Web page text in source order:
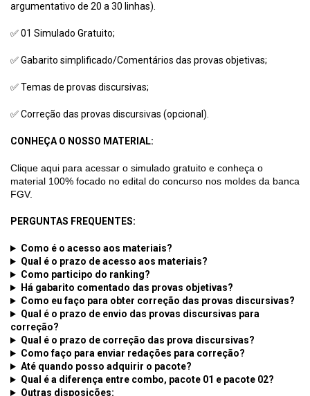
argumentativo de 20 a 30 linhas).
✅ 01 Simulado Gratuito;
✅ Gabarito simplificado/Comentários das provas objetivas;
✅ Temas de provas discursivas;
✅ Correção das provas discursivas (opcional).
CONHEÇA O NOSSO MATERIAL:
Clique aqui para acessar o simulado gratuito e conheça o
material 100% focado no edital do concurso nos moldes da banca
FGV.
PERGUNTAS FREQUENTES:
Como é o acesso aos materiais?
Qual é o prazo de acesso aos materiais?
Como participo do ranking?
Há gabarito comentado das provas objetivas?
Como eu faço para obter correção das provas discursivas?
Qual é o prazo de envio das provas discursivas para
correção?
Qual é o prazo de correção das prova discursivas?
Como faço para enviar redações para correção?
Até quando posso adquirir o pacote?
Qual é a diferença entre combo, pacote 01 e pacote 02?
Outras disposições: